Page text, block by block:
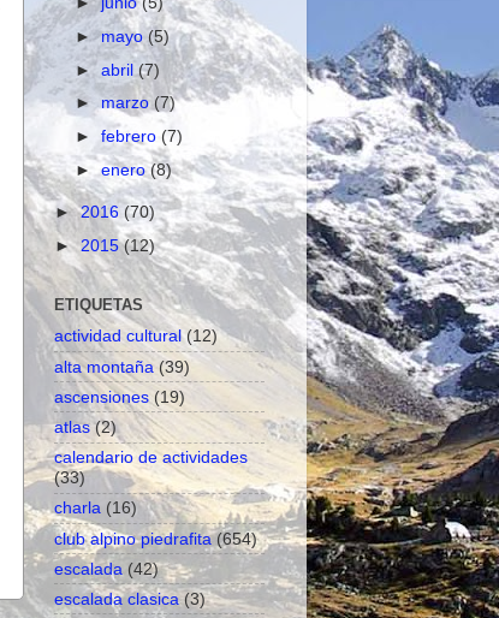
►mayo(5)
►abril(7)
► marzo (7)
►febrero(7)
►enero(8)
►2016 (70)
►2015(12)
ETIQUETAS
actividad cultural (12)
alta montaña (39)
ascensiones (19)
atlas (2)
calendario de actividades
(33)
charla (16)
club alpino piedrafita (654)
escalada (42)
escalada clasica (3)